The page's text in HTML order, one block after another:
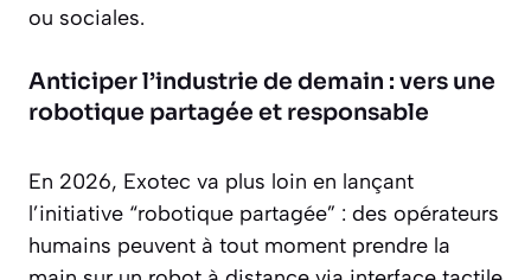
ou sociales.
Anticiper l’industrie de demain : vers une
robotique partagée et responsable
En 2026, Exotec va plus loin en lançant
l’initiative “robotique partagée” : des opérateurs
humains peuvent à tout moment prendre la